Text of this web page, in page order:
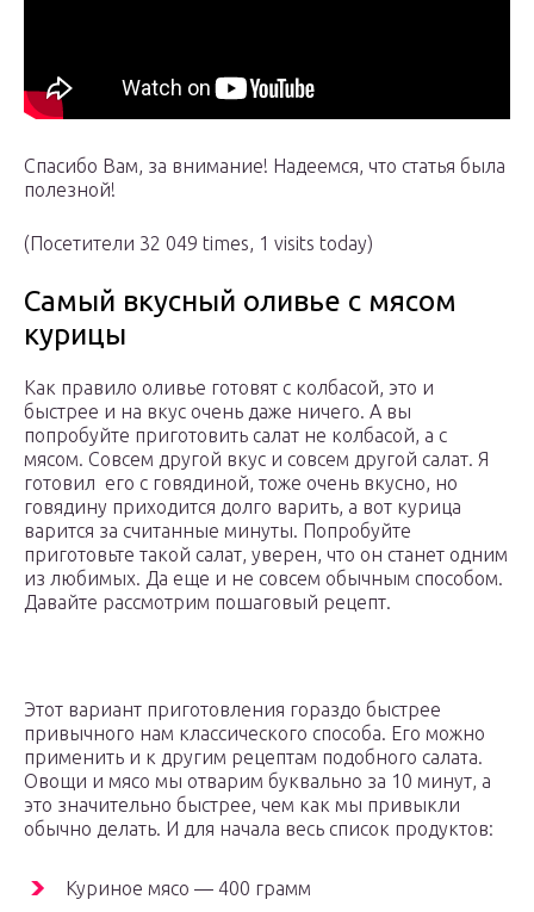
Спасибо Вам, за внимание! Надеемся, что статья была
полезной!
(Посетители 32 049 times, 1 visits today)
Самый вкусный оливье с мясом
курицы
Как правило оливье готовят с колбасой, это и
быстрее и на вкус очень даже ничего. А вы
попробуйте приготовить салат не колбасой, а с
мясом. Совсем другой вкус и совсем другой салат. Я
готовил его с говядиной, тоже очень вкусно, но
говядину приходится долго варить, а вот курица
варится за считанные минуты. Попробуйте
приготовьте такой салат, уверен, что он станет одним
из любимых. Да еще и не совсем обычным способом.
Давайте рассмотрим пошаговый рецепт.
Этот вариант приготовления гораздо быстрее
привычного нам классического способа. Его можно
применить и к другим рецептам подобного салата.
Овощи и мясо мы отварим буквально за 10 минут, а
это значительно быстрее, чем как мы привыкли
обычно делать. И для начала весь список продуктов:
Куриное мясо — 400 грамм